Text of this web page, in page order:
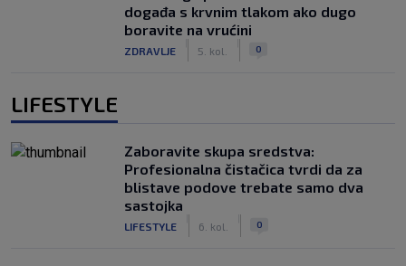
događa s krvnim tlakom ako dugo
boravite na vrućini
ZDRAVLJE 5. kol. 0
LIFESTYLE
Zaboravite skupa sredstva:
Profesionalna čistačica tvrdi da za
blistave podove trebate samo dva
sastojka
LIFESTYLE 6. kol. 0